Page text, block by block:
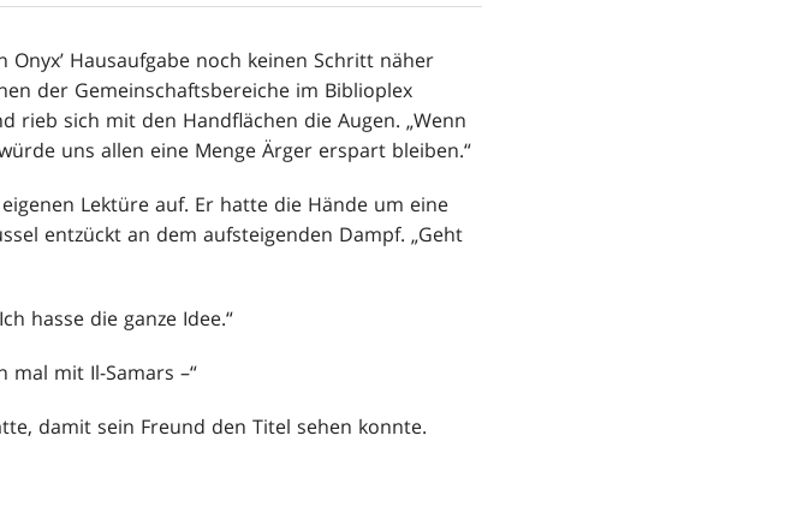
Hausaufgabe noch keinen Schritt näher
der Gemeinschaftsbereiche im Biblioplex
rieb sich mit den Handflächen die Augen. „Wenn
uns allen eine Menge Ärger erspart bleiben.“
Lektüre auf. Er hatte die Hände um eine
entzückt an dem aufsteigenden Dampf. „Geht
hasse die ganze Idee.“
mal mit Il-Samars –“
damit sein Freund den Titel sehen konnte.